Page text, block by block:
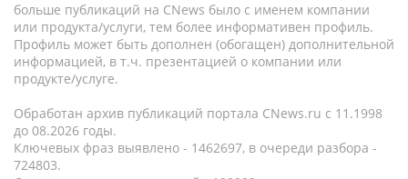
больше публикаций на CNews было с именем компании
или продукта/услуги, тем более информативен профиль.
Профиль может быть дополнен (обогащен) дополнительной
информацией, в т.ч. презентацией о компании или
продукте/услуге.
Обработан архив публикаций портала CNews.ru c 11.1998
до 08.2026 годы.
Ключевых фраз выявлено - 1462697, в очереди разбора -
724803.